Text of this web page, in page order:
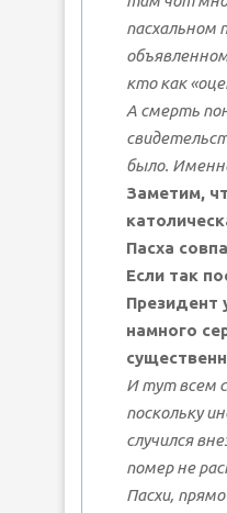
пасхальном
кто как
А смерть
было.
Заметим,
Пасха
Если так
Президент
намного
И тут всем
поскольку
случился
помер не
Пасхи,